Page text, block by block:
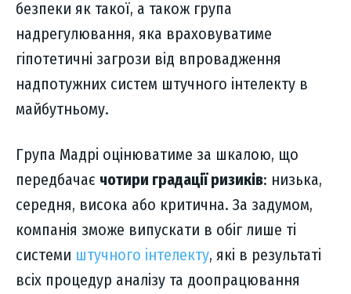
безпеки як такої, а також група
надрегулювання, яка враховуватиме
гіпотетичні загрози від впровадження
надпотужних систем штучного інтелекту в
майбутньому.
Група Мадрі оцінюватиме за шкалою, що
передбачає чотири градації ризиків: низька,
середня, висока або критична. За задумом,
компанія зможе випускати в обіг лише ті
системи штучного інтелекту, які в результаті
всіх процедур аналізу та доопрацювання